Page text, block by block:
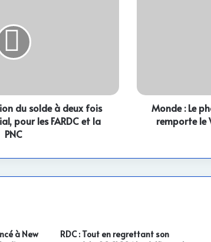
du solde à deux fois
pour les FARDC et la
PNC
Word
Press
Photo,
pour
Monde : Le
remporte le
à New
RDC : Tout en regrettant son